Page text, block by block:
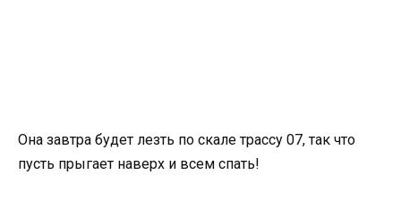
Она завтра будет лезть по скале трассу 07, так что
пусть прыгает наверх и всем спать!